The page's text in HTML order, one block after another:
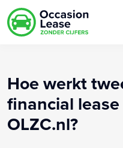
Hoe werkt
financial
OLZC.nl?